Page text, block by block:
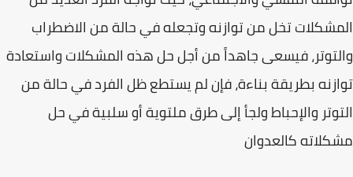
المشكلات تخل من توازنه وتجعله في حالة من الاضطراب
والتوتر، فيسعى جاهداً من أجل حل هذه المشكلات واستعادة
توازنه بطريقة بناءة، فإن لم يستطع ظل الفرد في حالة من
التوتر والإحباط ولجأ إلى طرق ملتوية أو سلبية في حل
مشكلاته كالعدوان